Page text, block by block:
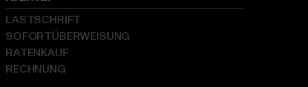
LASTSCHRIFT
SOFORTÜBERWEISUNG
RATENKAUF
RECHNUNG